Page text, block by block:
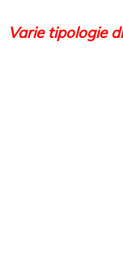
Varie tipologie